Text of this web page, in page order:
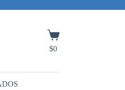
Carro
de
compra
$0